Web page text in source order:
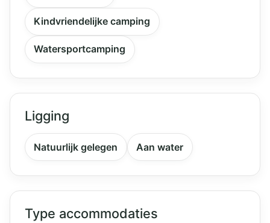
Kindvriendelijke camping
Watersportcamping
Ligging
Natuurlijk gelegen Aan water
Type accommodaties